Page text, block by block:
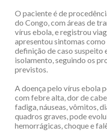
O paciente é de
do Congo, com áreas de
vírus ebola, e registrou
apresentou sintomas
definição de caso suspeito
isolamento, seguindo os
previstos.
A doença pelo vírus ebola
com febre alta, dor de
fadiga, náuseas, vômitos,
quadros graves, pode
hemorrágicas, choque e